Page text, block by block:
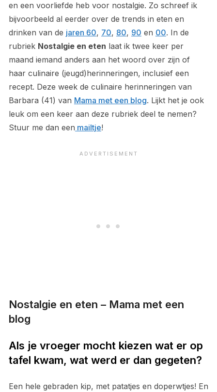
en een voorliefde heb voor nostalgie. Zo schreef ik
bijvoorbeeld al eerder over de trends in eten en
drinken van de jaren 60, 70, 80, 90 en 00. In de
rubriek Nostalgie en eten laat ik twee keer per
maand iemand anders aan het woord over zijn of
haar culinaire (jeugd)herinneringen, inclusief een
recept. Deze week de culinaire herinneringen van
Barbara (41) van Mama met een blog. Lijkt het je ook
leuk om een keer aan deze rubriek deel te nemen?
Stuur me dan een mailtje!
Nostalgie en eten – Mama met een
blog
Als je vroeger mocht kiezen wat er op
tafel kwam, wat werd er dan gegeten?
Een hele gebraden kip, met patatjes en doperwtjes! En